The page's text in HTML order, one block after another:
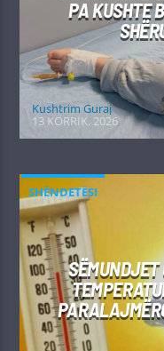
PA KUSHTE
Kushtrim Guraj
13 KORRIK, 2026
SHËNDETËSI
SËMUNDJET